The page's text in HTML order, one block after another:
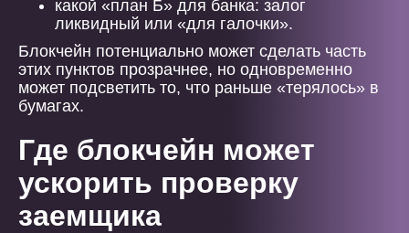
какой «план Б» для банка: залог
ликвидный или «для галочки».
Блокчейн потенциально может сделать часть
этих пунктов прозрачнее, но одновременно
может подсветить то, что раньше «терялось» в
бумагах.
Где блокчейн может
ускорить проверку
заемщика